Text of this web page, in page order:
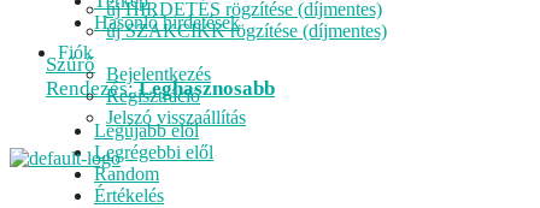
új HIRDETÉS rögzítése (díjmentes)
új SZAKCIKK rögzítése (díjmentes)
Fiók
Bejelentkezés
Regisztráció
Jelszó visszaállítás
Hasonló hirdetések
Szűrő
Rendezés:Leghasznosabb
Legújabb elől
Legrégebbi elől
Random
Értékelés